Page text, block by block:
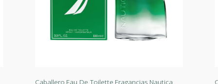
Caballero,Eau De Toilette,Fragancias,Nautica